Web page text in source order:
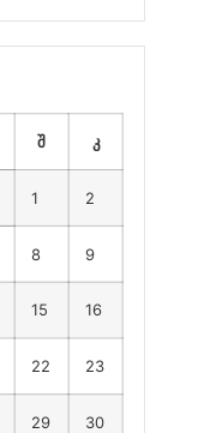
შ კ
1 2
8 9
15 16
22 23
29 30